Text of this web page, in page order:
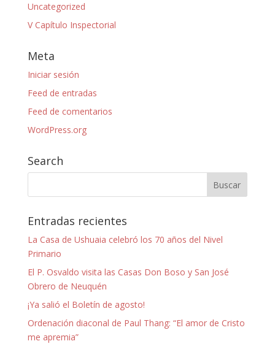
Uncategorized
V Capítulo Inspectorial
Meta
Iniciar sesión
Feed de entradas
Feed de comentarios
WordPress.org
Search
Entradas recientes
La Casa de Ushuaia celebró los 70 años del Nivel
Primario
El P. Osvaldo visita las Casas Don Boso y San José
Obrero de Neuquén
¡Ya salió el Boletín de agosto!
Ordenación diaconal de Paul Thang: “El amor de Cristo
me apremia”